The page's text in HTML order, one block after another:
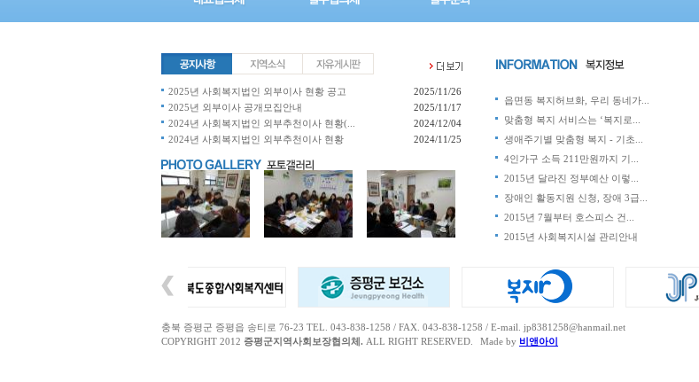
2025년 사회복지법인 외부이사 현황 공고
2025/11/26
2025년 외부이사 공개모집안내
2025/11/17
2024년 사회복지법인 외부추천이사 현황(...
2024/12/04
2024년 사회복지법인 외부추천이사 현황
2024/11/25
읍면동 복지허브화, 우리 동네가...
맞춤형 복지 서비스는 ‘복지로...
생애주기별 맞춤형 복지 - 기초...
4인가구 소득 211만원까지 기...
2015년 달라진 정부예산 이렇...
장애인 활동지원 신청, 장애 3급...
2015년 7월부터 호스피스 건...
2015년 사회복지시설 관리안내
충북 증평군 증평읍 송티로 76-23 TEL. 043-838-1258 / FAX. 043-838-1258 / E-mail. jp8381258@hanmail.net
COPYRIGHT 2012 증평군지역사회보장협의체. ALL RIGHT RESERVED. Made by 비앤아이